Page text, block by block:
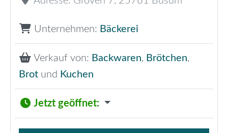
Unternehmen: Bäckerei
Verkauf von: Backwaren, Brötchen,
Brot und Kuchen
Jetzt geöffnet: